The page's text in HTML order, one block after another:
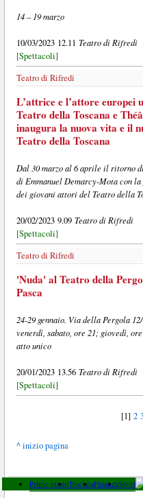
14 – 19 marzo
10/03/2023 12.11 Teatro di Rifredi
[Spettacoli]
Teatro di Rifredi
L’attrice e l’attore europei
Teatro della Toscana e
inaugura la nuova vita e il
Teatro della Toscana
Dal 30 marzo al 6 aprile il ritorno
di Emmanuel Demarcy-Mota con
dei giovani attori del Teatro della
20/02/2023 9.09 Teatro di Rifredi
[Spettacoli]
Teatro di Rifredi
'Nuda' al Teatro della
Pasca
24-29 gennaio. Via della Pergola
venerdì, sabato, ore 21; giovedì,
atto unico
20/01/2023 13.56 Teatro di Rifredi
[Spettacoli]
[1]2
^ inizio pagina
Primo pianoToscanaFinanzaSport